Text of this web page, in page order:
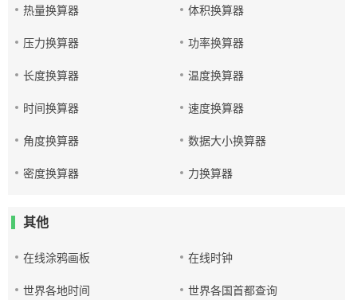
热量换算器 体积换算器
压力换算器 功率换算器
长度换算器 温度换算器
时间换算器 速度换算器
角度换算器 数据大小换算器
密度换算器 力换算器
其他
在线涂鸦画板 在线时钟
世界各地时间 世界各国首都查询